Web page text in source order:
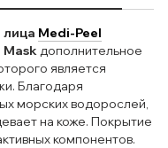
Medi-Peel
Maskдополнительное
является
Благодаря
морских водорослей,
на коже. Покрытие
компонентов.